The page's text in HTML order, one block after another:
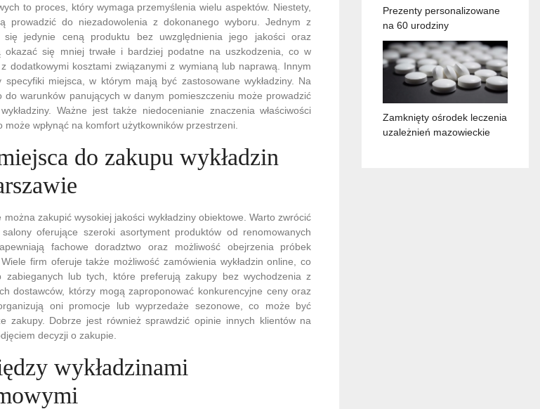
to proces, który wymaga przemyślenia wielu aspektów. Niestety,
prowadzić do niezadowolenia z dokonanego wyboru. Jednym z
się jedynie ceną produktu bez uwzględnienia jego jakości oraz
okazać się mniej trwałe i bardziej podatne na uszkodzenia, co w
dodatkowymi kosztami związanymi z wymianą lub naprawą. Innym
miejsca, w którym mają być zastosowane wykładziny. Na
do warunków panujących w danym pomieszczeniu może prowadzić
Ważne jest także niedocenianie znaczenia właściwości
wpłynąć na komfort użytkowników przestrzeni.
do zakupu wykładzin
zakupić wysokiej jakości wykładziny obiektowe. Warto zwrócić
oferujące szeroki asortyment produktów od renomowanych
fachowe doradztwo oraz możliwość obejrzenia próbek
firm oferuje także możliwość zamówienia wykładzin online, co
zabieganych lub tych, które preferują zakupy bez wychodzenia z
dostawców, którzy mogą zaproponować konkurencyjne ceny oraz
oni promocje lub wyprzedaże sezonowe, co może być
zakupy. Dobrze jest również sprawdzić opinie innych klientów na
decyzji o zakupie.
wykładzinami
Prezenty personalizowane
na 60 urodziny
Zamknięty ośrodek leczenia
uzależnień mazowieckie